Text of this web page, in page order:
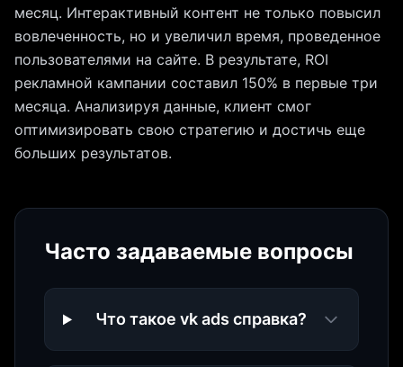
месяц. Интерактивный контент не только повысил
вовлеченность, но и увеличил время, проведенное
пользователями на сайте. В результате, ROI
рекламной кампании составил 150% в первые три
месяца. Анализируя данные, клиент смог
оптимизировать свою стратегию и достичь еще
больших результатов.
Часто задаваемые вопросы
Что такое vk ads справка?